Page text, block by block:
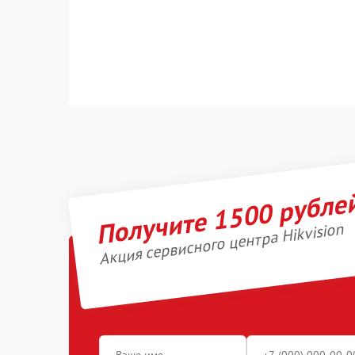
Получите 1500
Акция сервисного центра Hikvision